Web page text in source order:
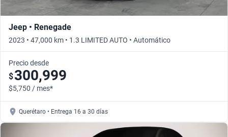
Jeep • Renegade
2023 • 47,000 km • 1.3 LIMITED AUTO • Automático
Precio desde
$300,999
$5,750 / mes*
Querétaro • Entrega 16 a 30 días